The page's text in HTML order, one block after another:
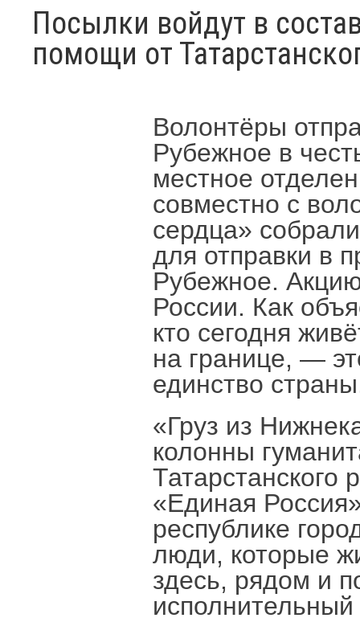
Посылки войдут в
помощи от
Волонтёры
Рубежное в
местное
совместно с
сердца»
для отправки в
Рубежное.
России. Как
кто сегодня
на границе, —
единство
«Груз из
колонны
Татарстанского
«Единая
республике
люди, которые
здесь, рядом и
исполнительный